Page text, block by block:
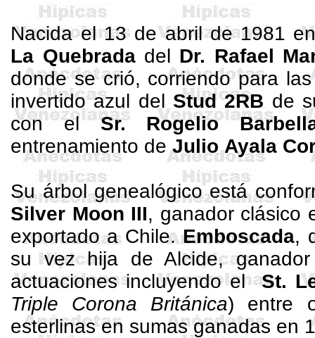
Nacida el 13 de abril de 1981
La Quebradadel Dr. Rafael
donde secrió, corriendo para
invertido azul delStud2RB de
con elSr. Rogelio
entrenamiento deJulio Ayala
Su árbol genealógico está
Silver Moon III, ganador clásico
exportado a Chile.Emboscada,
su vez hija deAlcide,
actuaciones incluyendo el
St.
Triple Corona Británica) entre
esterlinas en sumas ganadas en